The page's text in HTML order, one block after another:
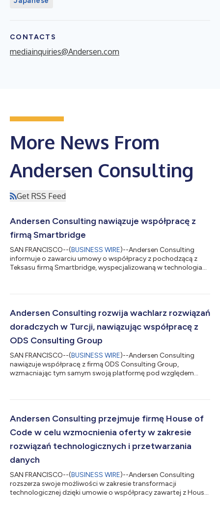
CONTACTS
mediainquiries@Andersen.com
More News From
Andersen Consulting
Get RSS Feed
Andersen Consulting nawiązuje współpracę z
firmą Smartbridge
SAN FRANCISCO--(BUSINESS WIRE)--Andersen Consulting
informuje o zawarciu umowy o współpracy z pochodzącą z
Teksasu firmą Smartbridge, wyspecjalizowaną w technologiach
rozszerzyć ofertę usług w zakresie cyfrowej transformacji.
w szybszej realizacji cyfrowej transformacji i modernizacji w
drodze cyfrowych innowacji, z wykorzys...
Andersen Consulting rozwija wachlarz rozwiązań
doradczych w Turcji, nawiązując współpracę z
ODS Consulting Group
SAN FRANCISCO--(BUSINESS WIRE)--Andersen Consulting
nawiązuje współpracę z firmą ODS Consulting Group,
wzmacniając tym samym swoją platformę pod względem
Założona w 2008 r.ODS Consulting Group z siedzibą w Turcji
osiągnięcia rozwoju, pozyskania talentów i wykorzystania
możliwości inwestycyjnych w Turcji oraz na rynkach
międzynarodowych...
Andersen Consulting przejmuje firmę House of
Code w celu wzmocnienia oferty w zakresie
rozwiązań technologicznych i przetwarzania
danych
SAN FRANCISCO--(BUSINESS WIRE)--Andersen Consulting
rozszerza swoje możliwości w zakresie transformacji
technologicznej dzięki umowie o współpracy zawartej z House